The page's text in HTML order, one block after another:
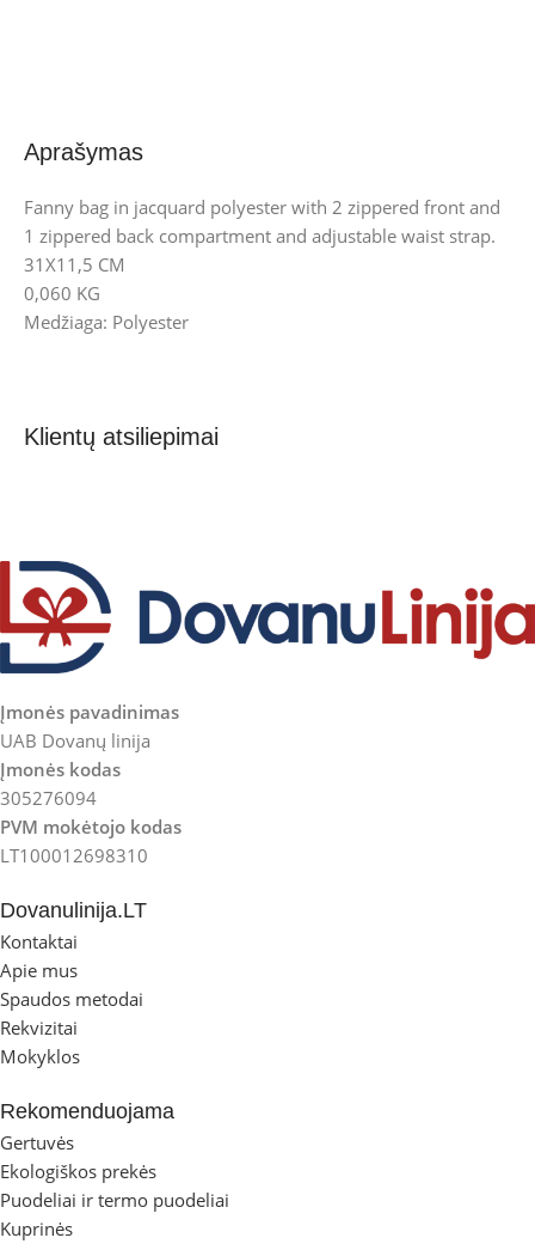
Aprašymas
Fanny bag in jacquard polyester with 2 zippered front and
1 zippered back compartment and adjustable waist strap.
31X11,5 CM
0,060 KG
Medžiaga: Polyester
Klientų atsiliepimai
Įmonės pavadinimas
UAB Dovanų linija
Įmonės kodas
305276094
PVM mokėtojo kodas
LT100012698310
Dovanulinija.LT
Kontaktai
Apie mus
Spaudos metodai
Rekvizitai
Mokyklos
Rekomenduojama
Gertuvės
Ekologiškos prekės
Puodeliai ir termo puodeliai
Kuprinės